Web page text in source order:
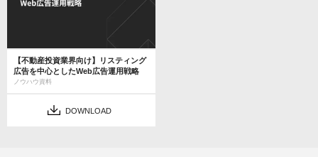
【不動産投資業界向け】リスティング
広告を中心としたWeb広告運用戦略
ノウハウ資料
DOWNLOAD